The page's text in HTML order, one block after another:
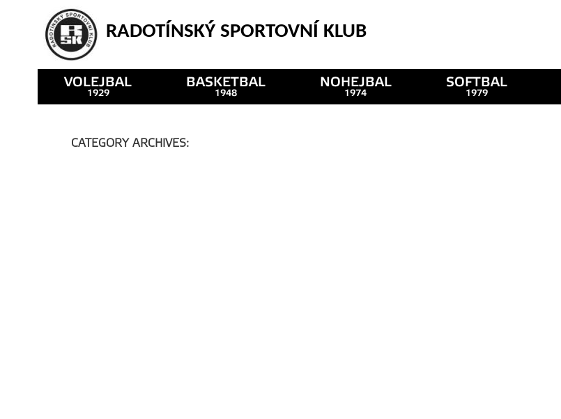
RADOTÍNSKÝ SPORTOVNÍ KLUB
VOLEJBAL
1929
BASKETBAL
1948
NOHEJBAL
1974
SOFTBAL
1979
CATEGORY ARCHIVES: